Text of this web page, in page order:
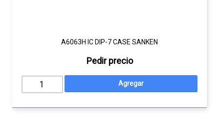
A6063H IC DIP-7 CASE SANKEN
Pedir precio